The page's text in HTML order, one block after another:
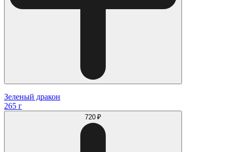
Зеленый дракон
265 г
720 ₽